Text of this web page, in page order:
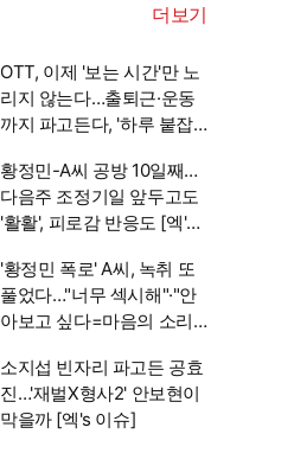
더보기
OTT, 이제 '보는 시간'만 노
리지 않는다…출퇴근·운동
까지 파고든다, '하루 붙잡
황정민-A씨 공방 10일째…
다음주 조정기일 앞두고도
'활활', 피로감 반응도 [엑's
'황정민 폭로' A씨, 녹취 또
풀었다…"너무 섹시해"·"안
아보고 싶다=마음의 소리
소지섭 빈자리 파고든 공효
진…'재벌X형사2' 안보현이
막을까 [엑's 이슈]